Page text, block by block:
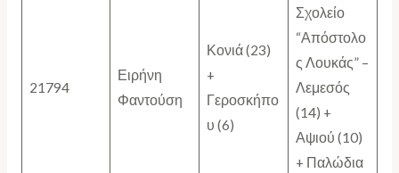
21794
Ειρήνη
Φαντούση
Κονιά (23)
+
Γεροσκήπο
υ (6)
Σχολείο
“Απόστολο
ς Λουκάς” –
Λεμεσός
(14) +
Αψιού (10)
+ Παλώδια